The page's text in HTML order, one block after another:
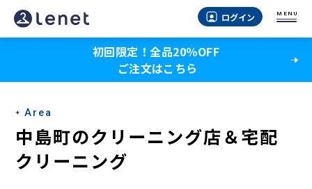
中
島
の
ク
リ
ー
ログイン MENU
初回限定！全品20％OFF
ご注文はこちら
Area
中島町のクリーニング店＆宅配
クリーニング